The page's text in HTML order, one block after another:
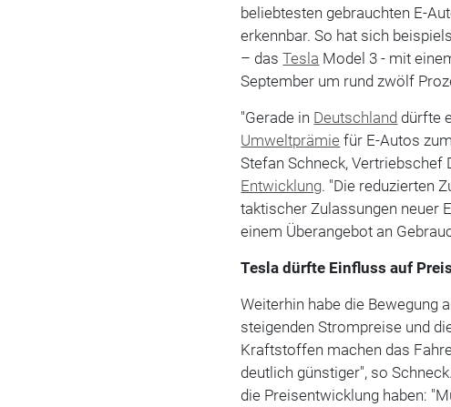
beliebtesten gebrauchten E-
erkennbar. So hat sich
– dasTesla Model 3 - mit
September um rund zwölf
"Gerade in Deutschland dürfte
Umweltprämie für E-Autos
Stefan Schneck, Vertriebschef
Entwicklung. "Die reduzierten
taktischer Zulassungen neuer
einem Überangebot an
Tesla dürfte Einfluss auf
Weiterhin habe die Bewegung
steigenden Strompreise und
Kraftstoffen machen das
deutlich günstiger", so
die Preisentwicklung haben: